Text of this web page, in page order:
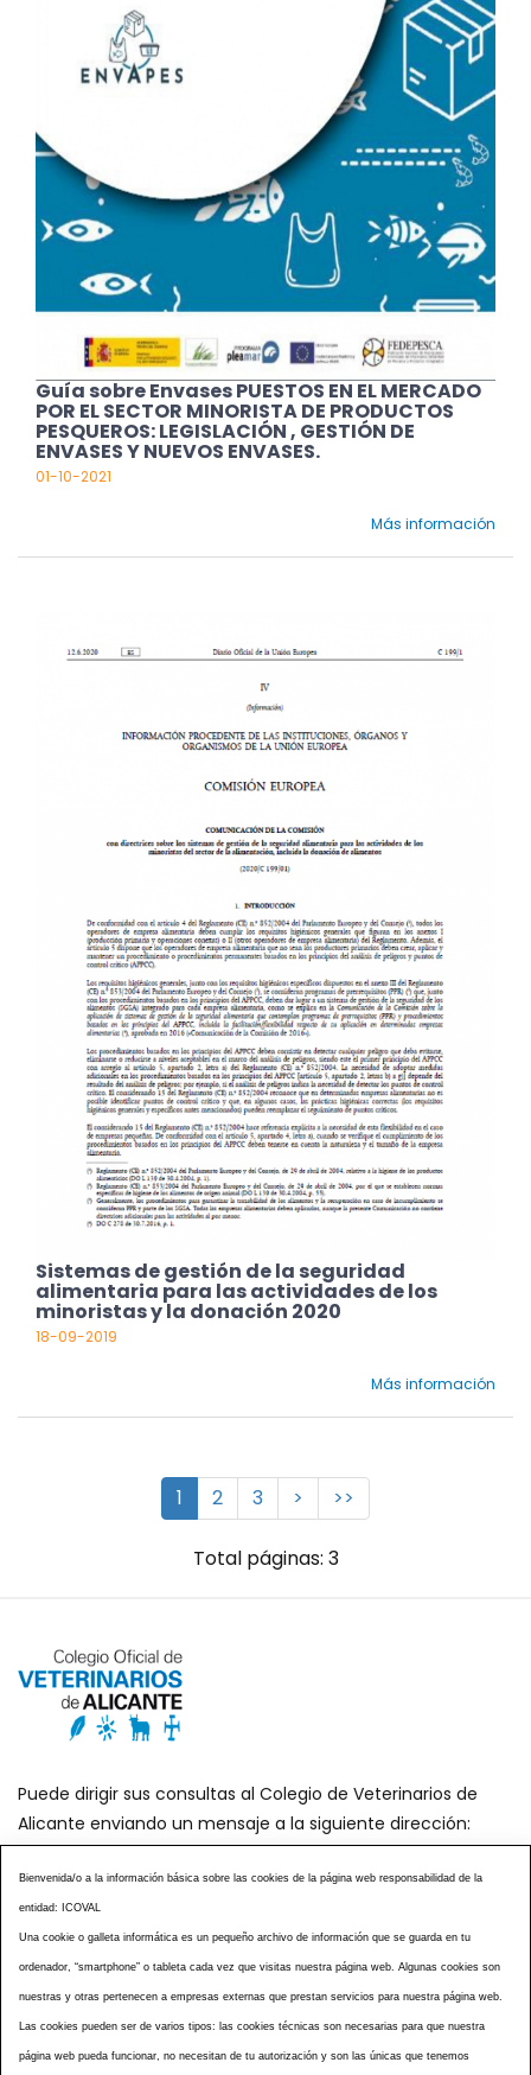
Guía sobre Envases PUESTOS EN EL MERCADO
POR EL SECTOR MINORISTA DE PRODUCTOS
PESQUEROS: LEGISLACIÓN , GESTIÓN DE
ENVASES Y NUEVOS ENVASES.
01-10-2021
Más información
Sistemas de gestión de la seguridad
alimentaria para las actividades de los
minoristas y la donación 2020
18-09-2019
Más información
1 2 3 > >>
Total páginas: 3
Puede dirigir sus consultas al Colegio de Veterinarios de
Alicante enviando un mensaje a la siguiente dirección:
secretaria@icoval.org
¿SABÍAS QUÉ?
TABLÓN ANUNCIOS
CURSOS Y EVENTOS
TÉRMINOS Y CONDICIONES
ESPECIAL COVID 19
HISTORIA DE LA PROFESIÓN VETERINARIA ALICANTINA
Bienvenida/o a la información básica sobre las cookies de la página web responsabilidad de la
entidad: ICOVAL
Una cookie o galleta informática es un pequeño archivo de información que se guarda en tu
ordenador, “smartphone” o tableta cada vez que visitas nuestra página web. Algunas cookies son
nuestras y otras pertenecen a empresas externas que prestan servicios para nuestra página web.
Las cookies pueden ser de varios tipos: las cookies técnicas son necesarias para que nuestra
página web pueda funcionar, no necesitan de tu autorización y son las únicas que tenemos